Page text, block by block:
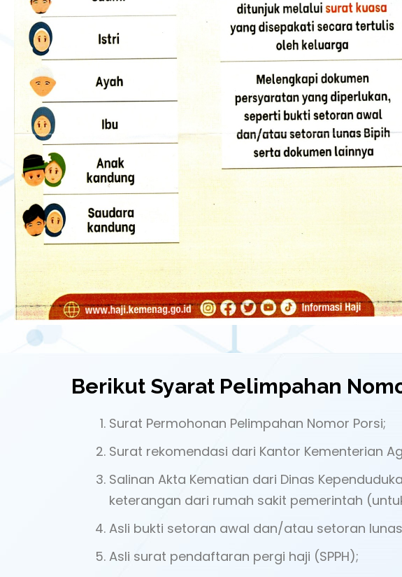
Berikut Syarat Pelimpahan
Surat Permohonan Pelimpahan Nomor Porsi;
Surat rekomendasi dari Kantor Kementerian
Salinan Akta Kematian dari Dinas
keterangan dari rumah sakit pemerintah
Asli bukti setoran awal dan/atau setoran
Asli surat pendaftaran pergi haji (SPPH);